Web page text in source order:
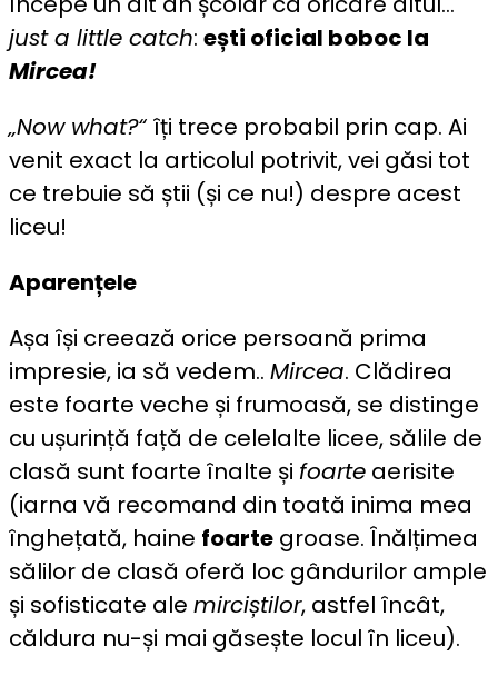
just a little catch: ești oficial boboc la
Mircea!
„Now what?“ îți trece probabil prin cap. Ai
venit exact la articolul potrivit, vei găsi tot
ce trebuie să știi (și ce nu!) despre acest
liceu!
Aparențele
Așa își creează orice persoană prima
impresie, ia să vedem.. Mircea. Clădirea
este foarte veche și frumoasă, se distinge
cu ușurință față de celelalte licee, sălile de
clasă sunt foarte înalte și foarte aerisite
(iarna vă recomand din toată inima mea
înghețată, haine foarte groase. Înălțimea
sălilor de clasă oferă loc gândurilor ample
și sofisticate ale mirciștilor, astfel încât,
căldura nu-și mai găsește locul în liceu).